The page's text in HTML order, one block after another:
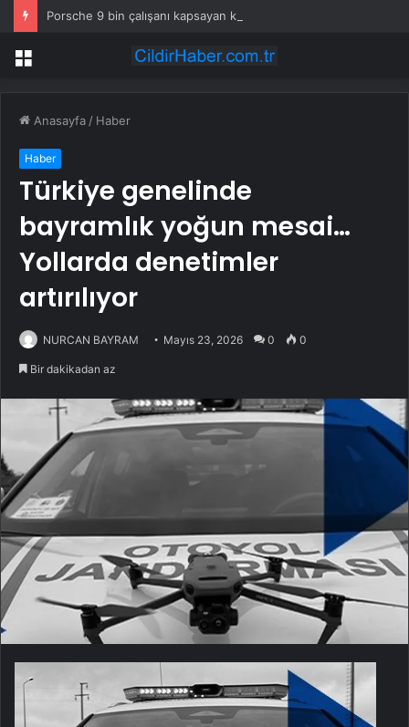
Porsche 9 bin çalışanı kapsayan küçülme planını onayladı
Menü
Anasayfa / Haber
Haber
Türkiye genelinde
bayramlık yoğun mesai…
Yollarda denetimler
artırılıyor
NURCAN BAYRAM Mayıs 23, 2026 0 0
Bir dakikadan az